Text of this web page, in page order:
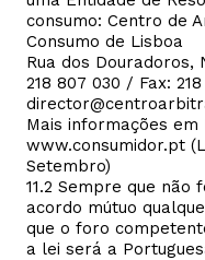
consumo: Centro de
Consumo de Lisboa
Rua dos Douradoros,
218 807 030 / Fax:
Mais informações
www.consumidor.pt
Setembro)
11.2 Sempre que
acordo mútuo
que o foro
a lei será a